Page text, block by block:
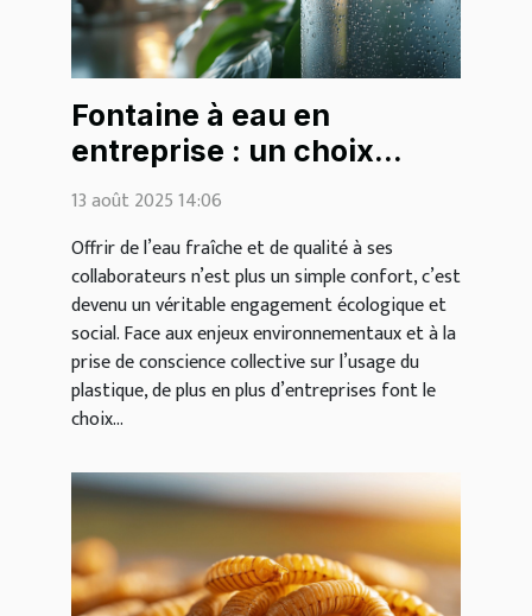
Fontaine à eau en
entreprise : un choix
écologique et bénéfique
13 août 2025 14:06
Offrir de l’eau fraîche et de qualité à ses
collaborateurs n’est plus un simple confort, c’est
devenu un véritable engagement écologique et
social. Face aux enjeux environnementaux et à la
prise de conscience collective sur l’usage du
plastique, de plus en plus d’entreprises font le
choix...